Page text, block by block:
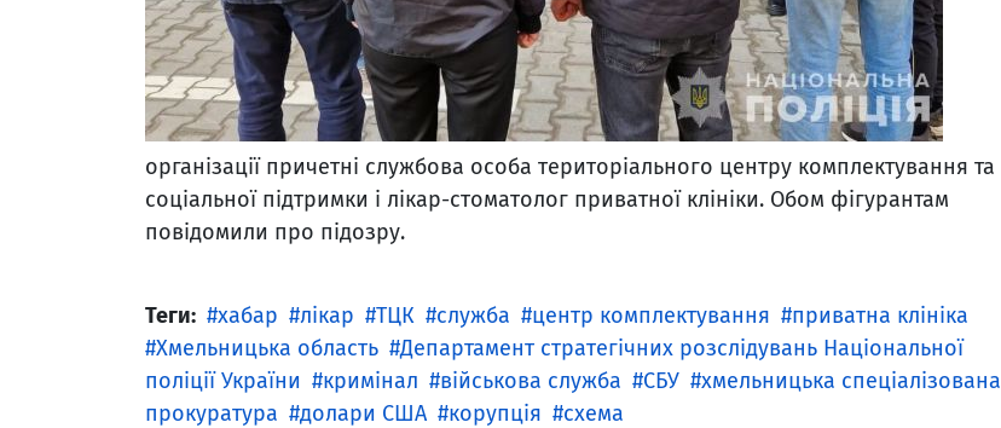
організації причетні службова особа територіального центру комплектування та
соціальної підтримки і лікар-стоматолог приватної клініки. Обом фігурантам
повідомили про підозру.
Теги: хабар лікар ТЦК служба центр комплектування
приватна клініка
Хмельницька область
Департамент стратегічних розслідувань Національної
поліції України
кримінал військова служба СБУ
хмельницька спеціалізована
прокуратура
долари США корупція
схема